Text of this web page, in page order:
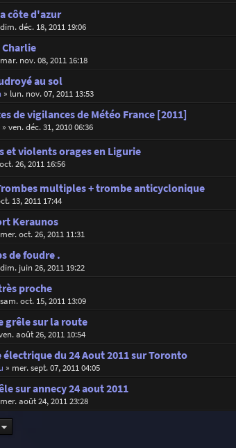
côte d'azur
dim. déc. 18, 2011 19:06
Charlie
mar. nov. 08, 2011 16:18
au sol
» lun. nov. 07, 2011 13:53
de vigilances de Météo France [2011]
» ven. déc. 31, 2010 06:36
et violents orages en Ligurie
26, 2011 16:56
multiples + trombe anticyclonique
13, 2011 17:44
Keraunos
mer. oct. 26, 2011 11:31
de foudre .
dim. juin 26, 2011 19:22
proche
sam. oct. 15, 2011 13:09
grêle sur la route
août 26, 2011 10:54
électrique du 24 Aout 2011 sur Toronto
» mer. sept. 07, 2011 04:05
sur annecy 24 aout 2011
mer. août 24, 2011 23:28